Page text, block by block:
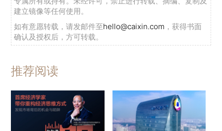
建立镜像等任何使用。
如有意愿转载，请发邮件至hello@caixin.com ，获得书面
确认及授权后，方可转载。
推荐阅读